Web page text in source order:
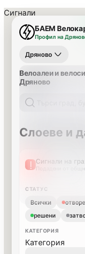
БАЕМ
Профил на
Дряново
Велоалеи и
Дряново
Слоеве и
Сигнали на
Подадени от
СТАТУС
Всички
решени
КАТЕГОРИЯ
Категория
Сигнали